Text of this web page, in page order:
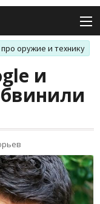
оружие и технику
и